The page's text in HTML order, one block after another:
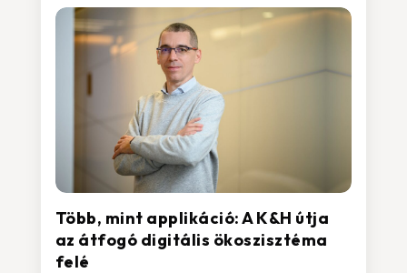
Több, mint applikáció: A K&H útja
az átfogó digitális ökoszisztéma
felé